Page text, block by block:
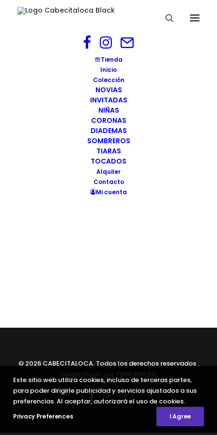
Tienda
Inicio
Colección
NOVIAS
INVITADAS
NIÑAS
CORONAS
DIADEMAS
SOMBREROS
TIARAS
TOCADOS
Alquiler
Contacto
Mi cuenta
Diadema Padua negro. cabecita loca
(2)
Diadema PADUA
Diadema Padua negro. cabecita loca (2)
© 2026 CABECITALOCA. Todos los derechos reservados .
Este sitio web utiliza cookies, incluso de terceras partes,
para poder dirigirle publicidad y servicios ajustados a sus
preferencias. Al aceptar, autorizará el uso de cookies.
Privacy Preferences I Agree